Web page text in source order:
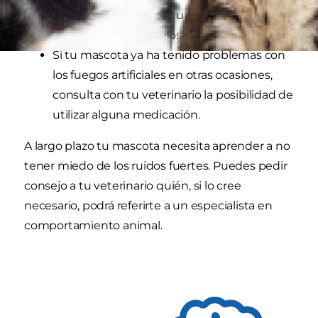
Adelanta el paseo de tu perro para que no
coincida con los fuegos artificiales.
Si tu mascota ya ha tenido problemas con
los fuegos artificiales en otras ocasiones,
consulta con tu veterinario la posibilidad de
utilizar alguna medicación.
A largo plazo tu mascota necesita aprender a no
tener miedo de los ruidos fuertes. Puedes pedir
consejo a tu veterinario quién, si lo cree
necesario, podrá referirte a un especialista en
comportamiento animal.